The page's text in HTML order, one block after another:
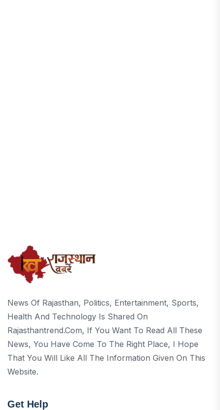
News Of Rajasthan, Politics, Entertainment, Sports,
Health And Technology Is Shared On
Rajasthantrend.com, If You Want To Read All These
News, You Have Come To The Right Place, I Hope
That You Will Like All The Information Given On This
Website.
Get Help